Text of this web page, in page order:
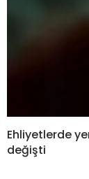
Ehliyetlerde
değişti